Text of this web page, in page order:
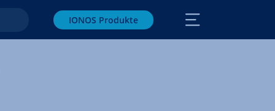
IONOS Produkte